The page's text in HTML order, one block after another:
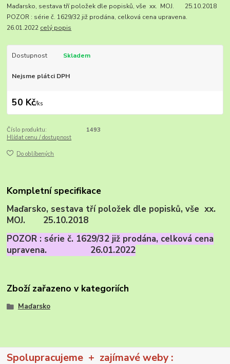
Maďarsko, sestava tří položek dle popisků, vše xx. MOJ. 25.10.2018
POZOR : série č. 1629/32 již prodána, celková cena upravena.
26.01.2022 celý popis
Dostupnost Skladem
Nejsme plátci DPH
50 Kč/ks
Číslo produktu:
1493
Hlídat cenu / dostupnost
Do oblíbených
Kompletní specifikace
Maďarsko, sestava tří položek dle popisků, vše xx.
MOJ. 25.10.2018
POZOR : série č. 1629/32 již prodána, celková cena
upravena. 26.01.2022
Zboží zařazeno v kategoriích
Maďarsko
Spolupracujeme + zajímavé weby :